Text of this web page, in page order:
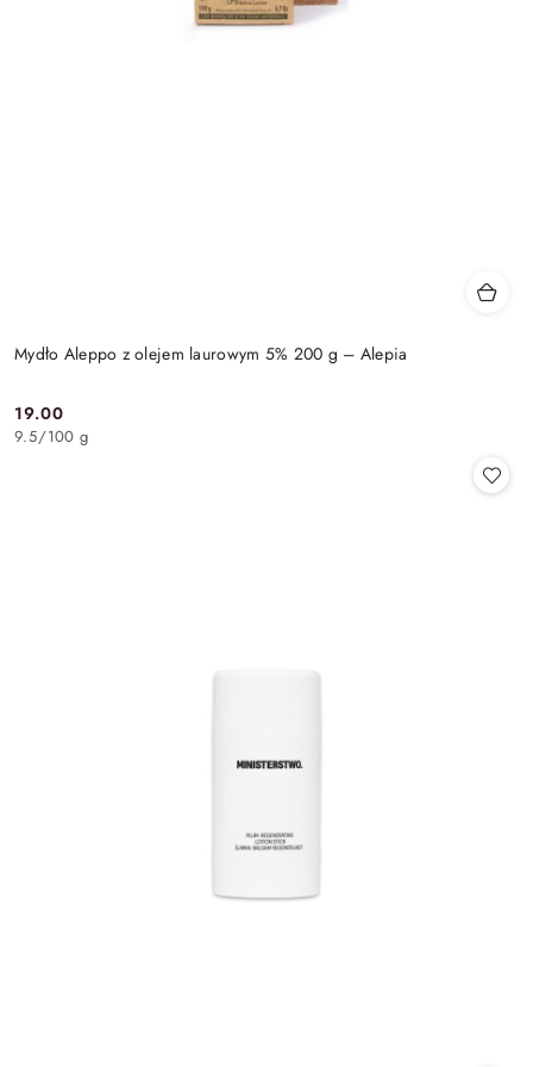
Mydło Aleppo z olejem laurowym 5% 200 g – Alepia
Cena:
19.00
9.5/100 g